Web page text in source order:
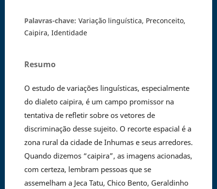
Palavras-chave: Variação linguística, Preconceito,
Caipira, Identidade
Resumo
O estudo de variações linguísticas, especialmente
do dialeto caipira, é um campo promissor na
tentativa de refletir sobre os vetores de
discriminação desse sujeito. O recorte espacial é a
zona rural da cidade de Inhumas e seus arredores.
Quando dizemos “caipira”, as imagens acionadas,
com certeza, lembram pessoas que se
assemelham a Jeca Tatu, Chico Bento, Geraldinho